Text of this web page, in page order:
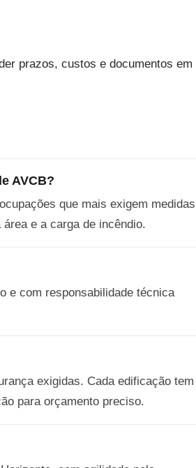
prazos, custos e documentos em
AVCB?
que mais exigem medidas
e a carga de incêndio.
e com responsabilidade técnica
exigidas. Cada edificação tem
para orçamento preciso.